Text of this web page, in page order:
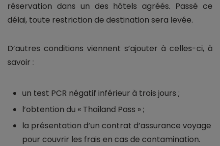
réservation dans un des hôtels agréés. Passé ce
délai, toute restriction de destination sera levée.
D’autres conditions viennent s’ajouter à celles-ci, à
savoir :
un test PCR négatif inférieur à trois jours ;
l’obtention du « Thailand Pass » ;
la présentation d’un contrat d’assurance voyage
pour couvrir les frais en cas de contamination.